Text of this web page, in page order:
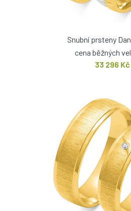
Snubní prsteny
cena běžných
33 296 Kč